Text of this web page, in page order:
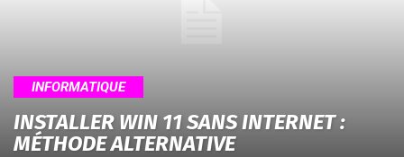
INFORMATIQUE
INSTALLER WIN 11 SANS INTERNET :
MÉTHODE ALTERNATIVE